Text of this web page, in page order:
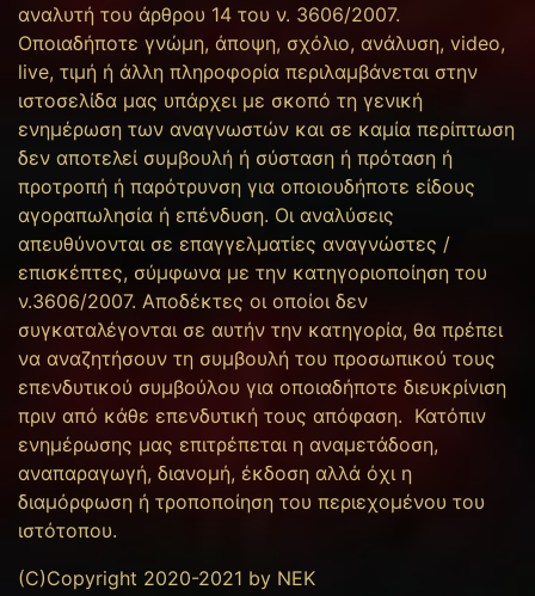
αναλυτή του άρθρου 14 του ν. 3606/2007.
Οποιαδήποτε γνώμη, άποψη, σχόλιο, ανάλυση, video,
live, τιμή ή άλλη πληροφορία περιλαμβάνεται στην
ιστοσελίδα μας υπάρχει με σκοπό τη γενική
ενημέρωση των αναγνωστών και σε καμία περίπτωση
δεν αποτελεί συμβουλή ή σύσταση ή πρόταση ή
προτροπή ή παρότρυνση για οποιουδήποτε είδους
αγοραπωλησία ή επένδυση. Οι αναλύσεις
απευθύνονται σε επαγγελματίες αναγνώστες /
επισκέπτες, σύμφωνα με την κατηγοριοποίηση του
ν.3606/2007. Αποδέκτες οι οποίοι δεν
συγκαταλέγονται σε αυτήν την κατηγορία, θα πρέπει
να αναζητήσουν τη συμβουλή του προσωπικού τους
επενδυτικού συμβούλου για οποιαδήποτε διευκρίνιση
πριν από κάθε επενδυτική τους απόφαση. Κατόπιν
ενημέρωσης μας επιτρέπεται η αναμετάδοση,
αναπαραγωγή, διανομή, έκδοση αλλά όχι η
διαμόρφωση ή τροποποίηση του περιεχομένου του
ιστότοπου.
(C)Copyright 2020-2021 by NEK